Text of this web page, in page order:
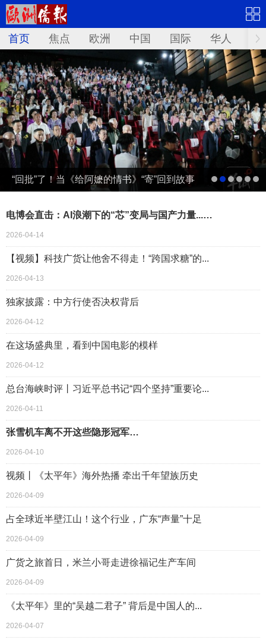
首页 焦点 欧洲 中国 国际 华人 文
“回批”了！当《给阿嬷的情书》“寄”回到故事
电博会直击：AI浪潮下的“芯”变局与国产力量...…
2026-04-14
【视频】科技广货让他舍不得走！“跨国求糖”的...
2026-04-13
独家披露：中方行使否决权背后
2026-04-12
在这场盛典里，看到中国电影的模样
2026-04-12
总台海峡时评丨习近平总书记“四个坚持”重要论...
2026-04-11
张雪机车离不开这些隐形冠军…
2026-04-10
视频丨《太平年》海外热播 牵出千年望族历史
2026-04-09
占全球近半壁江山！这个行业，广东“声量”十足
2026-04-09
广货之旅首日，米兰小哥走进徐福记生产车间
2026-04-09
《太平年》里的“吴越二君子” 背后是中国人的...
2026-04-07